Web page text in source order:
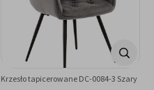
Krzesło tapicerowane DC-0084-3 Szary